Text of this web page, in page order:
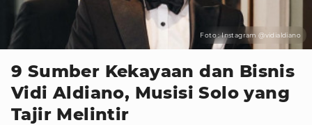
Foto : Instagram @vidialdiano
9 Sumber Kekayaan dan Bisnis
Vidi Aldiano, Musisi Solo yang
Tajir Melintir